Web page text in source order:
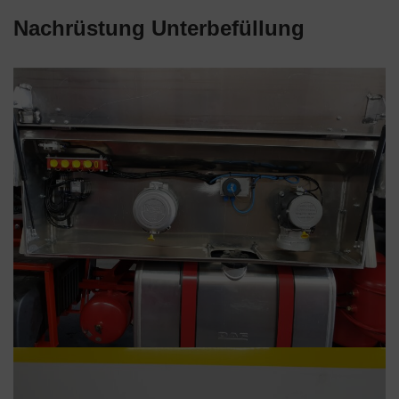
Nachrüstung Unterbefüllung